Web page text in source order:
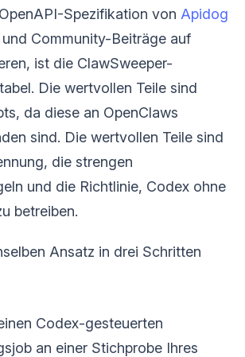
Spezifikation von Apidog
Community-Beiträge auf
ist die ClawSweeper-
Die wertvollen Teile sind
da diese an OpenClaws
sind. Die wertvollen Teile sind
die strengen
und die Richtlinie, Codex ohne
betreiben.
Ansatz in drei Schritten
Codex-gesteuerten
an einer Stichprobe Ihres